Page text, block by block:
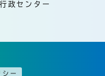
政センター
ー